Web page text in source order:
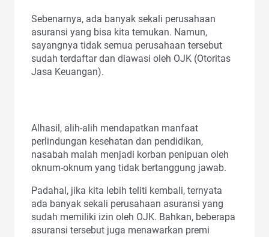
Sebenarnya, ada banyak sekali perusahaan
asuransi yang bisa kita temukan. Namun,
sayangnya tidak semua perusahaan tersebut
sudah terdaftar dan diawasi oleh OJK (Otoritas
Jasa Keuangan).
Alhasil, alih-alih mendapatkan manfaat
perlindungan kesehatan dan pendidikan,
nasabah malah menjadi korban penipuan oleh
oknum-oknum yang tidak bertanggung jawab.
Padahal, jika kita lebih teliti kembali, ternyata
ada banyak sekali perusahaan asuransi yang
sudah memiliki izin oleh OJK. Bahkan, beberapa
asuransi tersebut juga menawarkan premi